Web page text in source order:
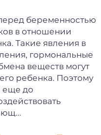
беременностью
в отношении
Такие явления в
гормональные
веществ могут
ребенка. Поэтому
еще до